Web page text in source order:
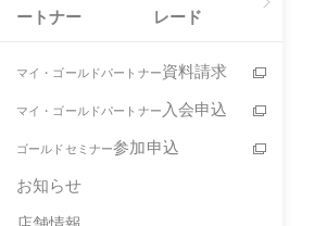
ートナー
レード
マイ・ゴールドパートナー資料請求
マイ・ゴールドパートナー 入会申込
ゴールドセミナー参加申込
お知らせ